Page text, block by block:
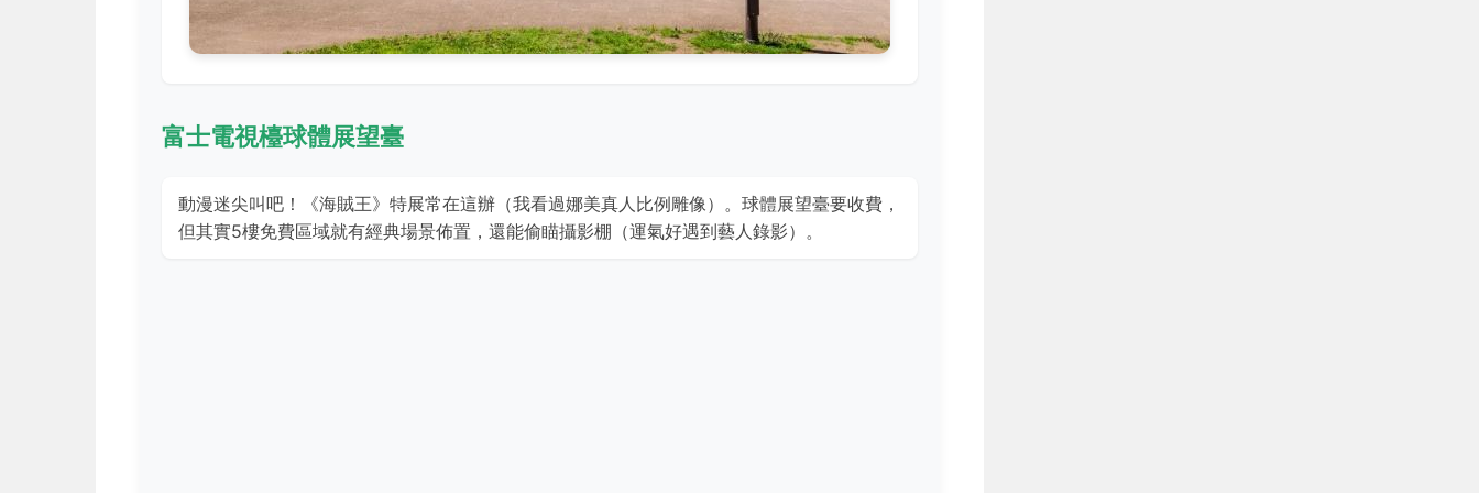
富士電視檯球體展望臺
動漫迷尖叫吧！《海賊王》特展常在這辦（我看過娜美真人比例雕像）。球體展望臺要收費，
但其實5樓免費區域就有經典場景佈置，還能偷瞄攝影棚（運氣好遇到藝人錄影）。